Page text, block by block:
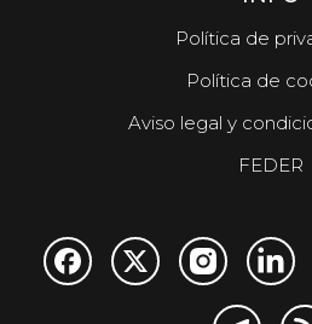
Política de
Política de
Aviso legal y
FEDER